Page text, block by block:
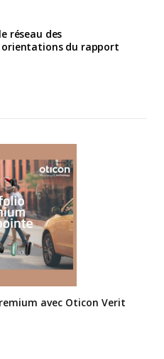
réseau des
orientations du rapport
avec Oticon Verit